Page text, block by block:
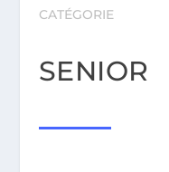
CATÉGORIE
SENIOR